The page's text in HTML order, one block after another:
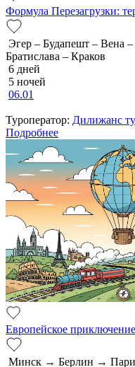
Формула Перезагрузки:
Эгер – Будапешт – Вена
Братислава – Краков
6 дней
5 ночей
06.01
Туроператор: Дилижанс
Подробнее
Европейское приключение
Минск → Берлин →